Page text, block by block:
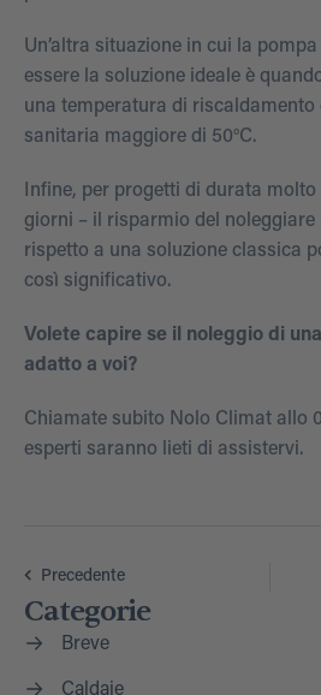
Un’altra situazione in cui la
essere la soluzione ideale è
una temperatura di riscaldamento
sanitaria maggiore di 50°C.
Infine, per progetti di durata molto
giorni – il risparmio del
rispetto a una soluzione classica
così significativo.
Volete capire se il noleggio di
adatto a voi?
Chiamate subito Nolo Climat allo
esperti saranno lieti di assistervi.
Precedente
Categorie
Breve
Caldaie